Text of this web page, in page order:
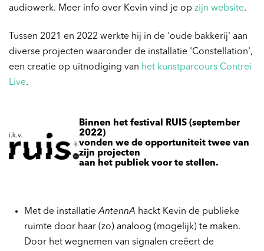
audiowerk. Meer info over Kevin vind je op zijn website.
Tussen 2021 en 2022 werkte hij in de 'oude bakkerij' aan
diverse projecten waaronder de installatie 'Constellation',
een creatie op uitnodiging van het kunstparcours Contrei
Live.
Binnen het festival RUIS (september
2022)
vonden we de opportuniteit twee van
zijn projecten
aan het publiek voor te stellen.
Met de installatieAntennA hackt Kevin de publieke
ruimte door haar (zo) analoog (mogelijk) te maken.
Door het wegnemen van signalen creëert de